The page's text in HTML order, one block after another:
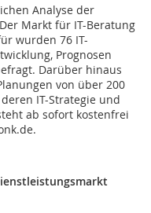
Analyse der
Markt für IT-Beratung
wurden 76 IT-
Prognosen
Darüber hinaus
von über 200
IT-Strategie und
ab sofort kostenfrei